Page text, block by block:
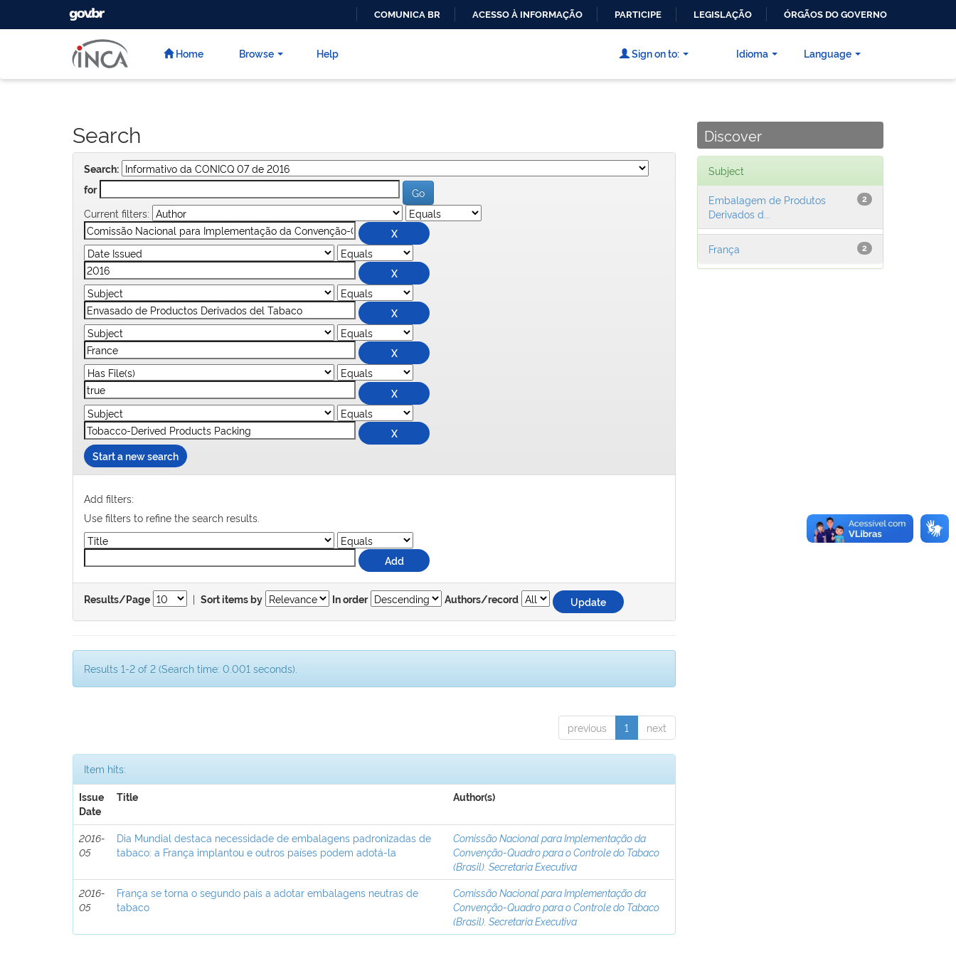
CONTEÚDO
GOVBR
COMUNICA BR ACESSO À INFORMAÇÃO PARTICIPE LEGISLAÇÃO ÓRGÃOS DO GOVERNO
Home Browse Help Language
Sign on to: Idioma
Search
Search:
for
Current filters:
Start a new search
Add filters:
Use filters to refine the search results.
Results/Page | Sort items by In order Authors/record
Results 1-2 of 2 (Search time: 0.001 seconds).
previous 1 next
Item hits:
Issue
Date
Title Author(s)
2016-
05
Dia Mundial destaca necessidade de embalagens padronizadas de
tabaco: a França implantou e outros países podem adotá-la
Comissão Nacional para Implementação da
Convenção-Quadro para o Controle do Tabaco
(Brasil). Secretaria Executiva
2016-
05
França se torna o segundo país a adotar embalagens neutras de
tabaco
Comissão Nacional para Implementação da
Convenção-Quadro para o Controle do Tabaco
(Brasil). Secretaria Executiva
Discover
Subject
2
Embalagem de Produtos
Derivados d...
2
França